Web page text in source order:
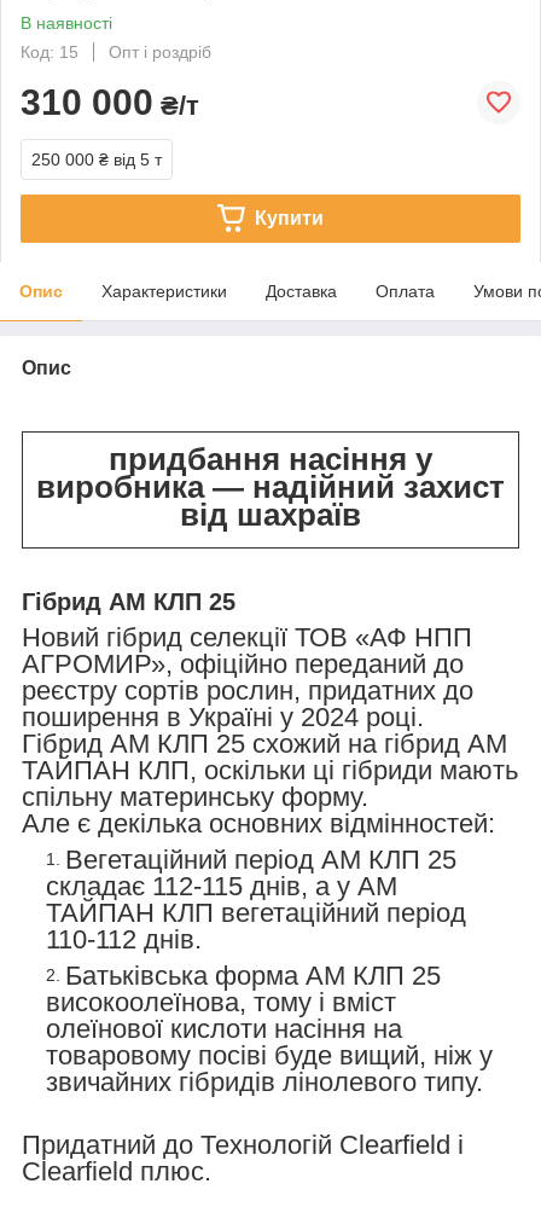
В наявності
Код: 15
Опт і роздріб
310 000 ₴/т
250 000 ₴ від 5 т
Купити
Опис Характеристики Доставка Оплата Умови
Опис
придбання насіння у
виробника — надійний захист
від шахраїв
Гібрид АМ КЛП 25
Новий гібрид селекції ТОВ «АФ НПП
АГРОМИР», офіційно переданий до
реєстру сортів рослин, придатних до
поширення в Україні у 2024 році.
Гібрид АМ КЛП 25 схожий на гібрид АМ
ТАЙПАН КЛП, оскільки ці гібриди мають
спільну материнську форму.
Але є декілька основних відмінностей:
Вегетаційний період АМ КЛП 25
складає 112-115 днів, а у АМ
ТАЙПАН КЛП вегетаційний період
110-112 днів.
Батьківська форма АМ КЛП 25
високоолеїнова, тому і вміст
олеїнової кислоти насіння на
товаровому посіві буде вищий, ніж у
звичайних гібридів лінолевого типу.
Придатний до Технологій Clearfield і
Clearfield плюс.